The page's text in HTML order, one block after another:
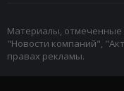
Материалы, отмеченные
"Новости компаний",
правах рекламы.